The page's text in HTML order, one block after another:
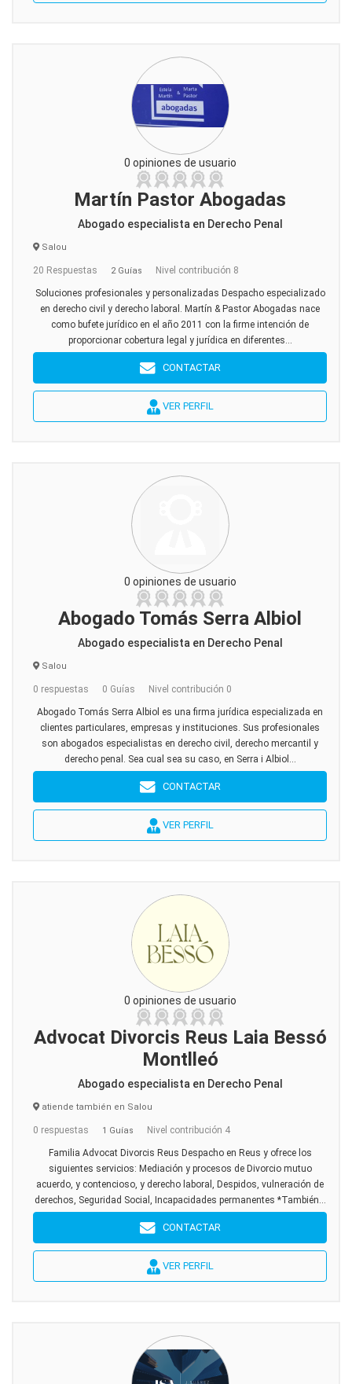
0 opiniones de usuario
Martín Pastor Abogadas
Abogado especialista en Derecho Penal
Salou
20 Respuestas 2 Guías Nivel contribución 8
Soluciones profesionales y personalizadas Despacho especializado
en derecho civil y derecho laboral. Martín & Pastor Abogadas nace
como bufete jurídico en el año 2011 con la firme intención de
proporcionar cobertura legal y jurídica en diferentes...
CONTACTAR
VER PERFIL
0 opiniones de usuario
Abogado Tomás Serra Albiol
Abogado especialista en Derecho Penal
Salou
0 respuestas 0 Guías Nivel contribución 0
Abogado Tomás Serra Albiol es una firma jurídica especializada en
clientes particulares, empresas y instituciones. Sus profesionales
son abogados especialistas en derecho civil, derecho mercantil y
derecho penal. Sea cual sea su caso, en Serra i Albiol...
CONTACTAR
VER PERFIL
0 opiniones de usuario
Advocat Divorcis Reus Laia Bessó
Montlleó
Abogado especialista en Derecho Penal
atiende también en Salou
0 respuestas 1 Guías Nivel contribución 4
Familia Advocat Divorcis Reus Despacho en Reus y ofrece los
siguientes servicios: Mediación y procesos de Divorcio mutuo
acuerdo, y contencioso, y derecho laboral, Despidos, vulneración de
derechos, Seguridad Social, Incapacidades permanentes *También...
CONTACTAR
VER PERFIL